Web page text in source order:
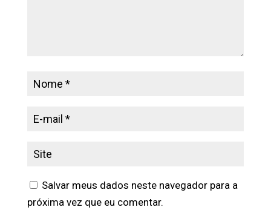
Salvar meus dados neste navegador para a
próxima vez que eu comentar.